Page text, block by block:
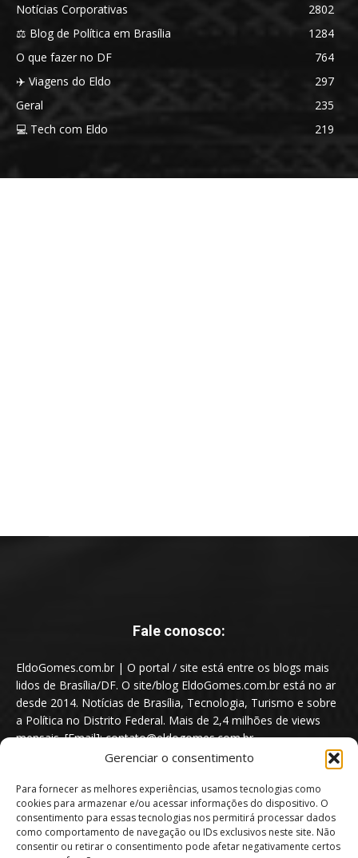
Gerenciar o consentimento
Para fornecer as melhores experiências, usamos tecnologias como
cookies para armazenar e/ou acessar informações do dispositivo. O
consentimento para essas tecnologias nos permitirá processar dados
como comportamento de navegação ou IDs exclusivos neste site. Não
consentir ou retirar o consentimento pode afetar negativamente certos
Notícias Corporativas
2802
⚖️ Blog de Política em Brasília
1284
O que fazer no DF
764
✈️ Viagens do Eldo
297
Geral
235
💻 Tech com Eldo
219
Fale conosco:
EldoGomes.com.br | O portal / site está entre os blogs mais
lidos de Brasília/DF. O site/blog EldoGomes.com.br está no ar
desde 2014. Notícias de Brasília, Tecnologia, Turismo e sobre
a Política no Distrito Federal. Mais de 2,4 milhões de views
mensais. [Email]: contato@eldogomes.com.br